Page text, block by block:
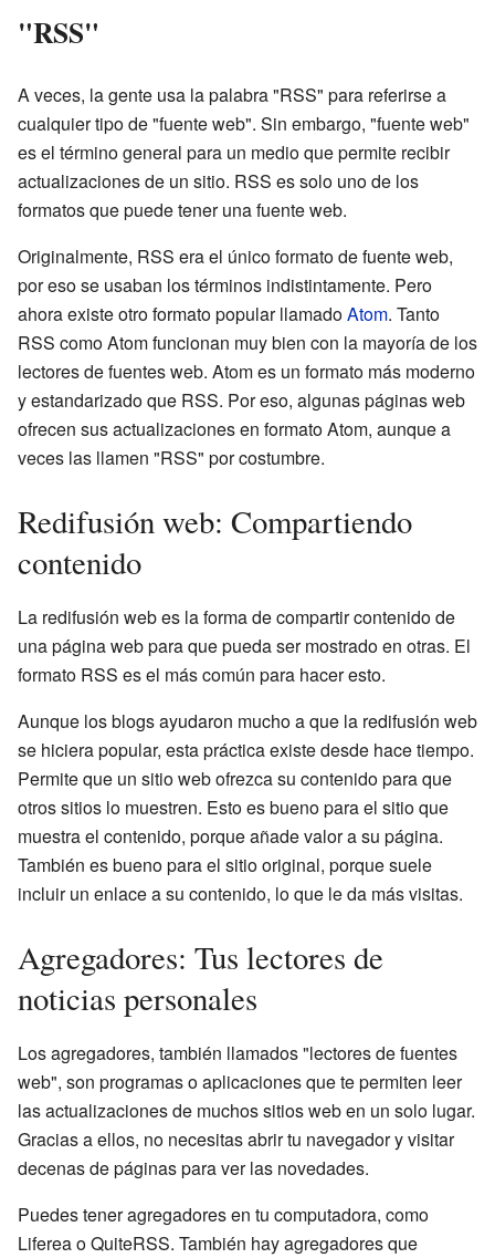
"RSS"
A veces, la gente usa la palabra "RSS" para referirse a
cualquier tipo de "fuente web". Sin embargo, "fuente web"
es el término general para un medio que permite recibir
actualizaciones de un sitio. RSS es solo uno de los
formatos que puede tener una fuente web.
Originalmente, RSS era el único formato de fuente web,
por eso se usaban los términos indistintamente. Pero
ahora existe otro formato popular llamadoAtom. Tanto
RSS como Atom funcionan muy bien con la mayoría de los
lectores de fuentes web. Atom es un formato más moderno
y estandarizado que RSS. Por eso, algunas páginas web
ofrecen sus actualizaciones en formato Atom, aunque a
veces las llamen "RSS" por costumbre.
Redifusión web: Compartiendo
contenido
La redifusión web es la forma de compartir contenido de
una página web para que pueda ser mostrado en otras. El
formato RSS es el más común para hacer esto.
Aunque los blogs ayudaron mucho a que la redifusión web
se hiciera popular, esta práctica existe desde hace tiempo.
Permite que un sitio web ofrezca su contenido para que
otros sitios lo muestren. Esto es bueno para el sitio que
muestra el contenido, porque añade valor a su página.
También es bueno para el sitio original, porque suele
incluir un enlace a su contenido, lo que le da más visitas.
Agregadores: Tus lectores de
noticias personales
Los agregadores, también llamados "lectores de fuentes
web", son programas o aplicaciones que te permiten leer
las actualizaciones de muchos sitios web en un solo lugar.
Gracias a ellos, no necesitas abrir tu navegador y visitar
decenas de páginas para ver las novedades.
Puedes tener agregadores en tu computadora, como
Liferea o QuiteRSS. También hay agregadores que